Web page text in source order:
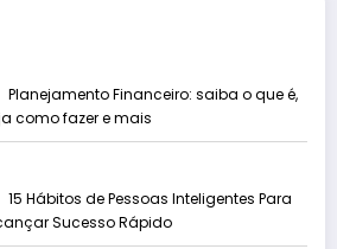
Planejamento Financeiro: saiba o que é,
como fazer e mais
15 Hábitos de Pessoas Inteligentes Para
Sucesso Rápido